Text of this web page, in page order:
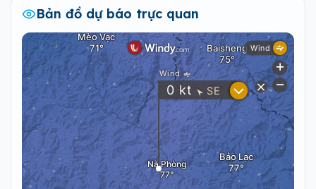
Bản đồ dự báo trực quan